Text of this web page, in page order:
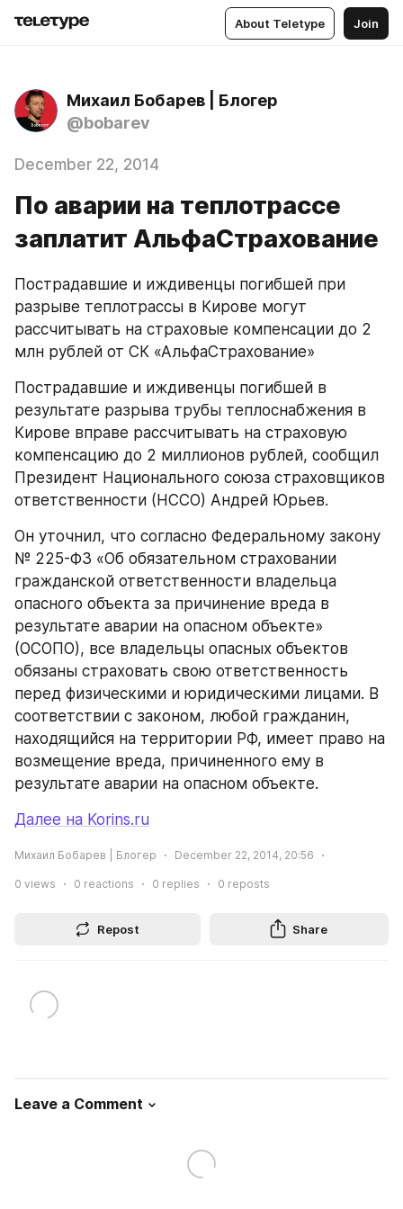
About Teletype Join
Михаил Бобарев | Блогер
@bobarev
December 22, 2014
По аварии на теплотрассе
заплатит АльфаСтрахование
Пострадавшие и иждивенцы погибшей при
разрыве теплотрассы в Кирове могут
рассчитывать на страховые компенсации до 2
млн рублей от СК «АльфаСтрахование»
Пострадавшие и иждивенцы погибшей в
результате разрыва трубы теплоснабжения в
Кирове вправе рассчитывать на страховую
компенсацию до 2 миллионов рублей, сообщил
Президент Национального союза страховщиков
ответственности (НССО) Андрей Юрьев.
Он уточнил, что согласно Федеральному закону
№ 225-ФЗ «Об обязательном страховании
гражданской ответственности владельца
опасного объекта за причинение вреда в
результате аварии на опасном объекте»
(ОСОПО), все владельцы опасных объектов
обязаны страховать свою ответственность
перед физическими и юридическими лицами. В
соответствии с законом, любой гражданин,
находящийся на территории РФ, имеет право на
возмещение вреда, причиненного ему в
результате аварии на опасном объекте.
Далее на Korins.ru
Михаил Бобарев | Блогер December 22, 2014, 20:56
0 views 0 reactions 0 replies 0 reposts
Repost Share
Leave a Comment